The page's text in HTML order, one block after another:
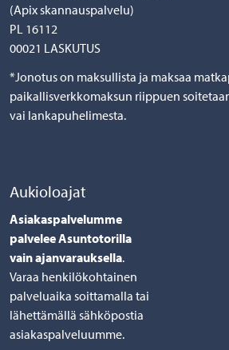
(Apix skannauspalvelu)
PL 16112
00021 LASKUTUS
*Jonotus on maksullista ja maksaa
paikallisverkkomaksun riippuen
vai lankapuhelimesta.
Aukioloajat
Asiakaspalvelumme
palvelee Asuntotorilla
vain ajanvarauksella.
Varaa henkilökohtainen
palveluaika soittamalla tai
lähettämällä sähköpostia
asiakaspalveluumme.